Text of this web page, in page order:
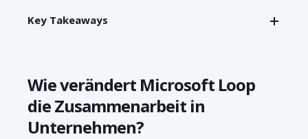
Key Takeaways
Wie verändert Microsoft Loop
die Zusammenarbeit in
Unternehmen?